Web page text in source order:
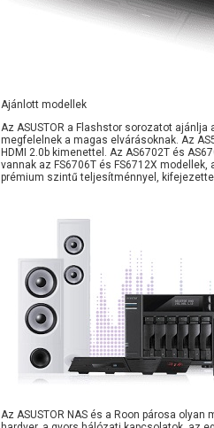
Ajánlott modellek
Az ASUSTOR a Flashstor sorozatot
megfelelnek a magas elvárásoknak. Az
HDMI 2.0b kimenettel. Az AS6702T és
vannak az FS6706T és FS6712X
prémium szintű teljesítménnyel,
Az ASUSTOR NAS és a Roon párosa